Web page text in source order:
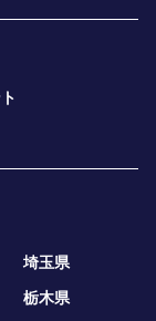
埼玉県
栃木県